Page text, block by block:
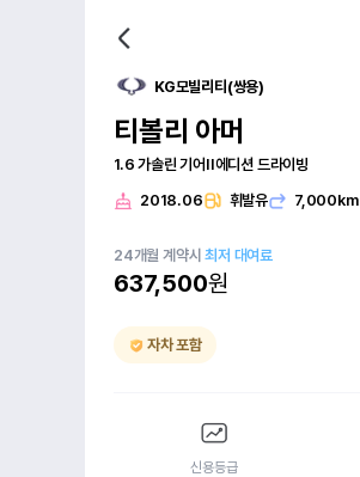
KG모빌리티(쌍용)
티볼리 아머
1.6 가솔린 기어II에디션 드라이빙
2018.06 휘발유 7,000km
24개월 계약시최저 대여료
637,500원
자차 포함
신용등급